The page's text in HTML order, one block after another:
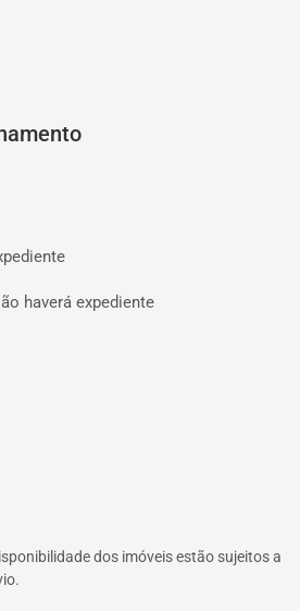
haverá expediente
dos imóveis estão sujeitos a